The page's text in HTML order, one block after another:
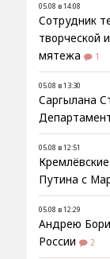
05.08 в 14:08
Сотрудник
творческой
мятежа
1
05.08 в 13:30
Саргылана
05.08 в 12:51
Путина с
05.08 в 12:29
Андрею
России
2